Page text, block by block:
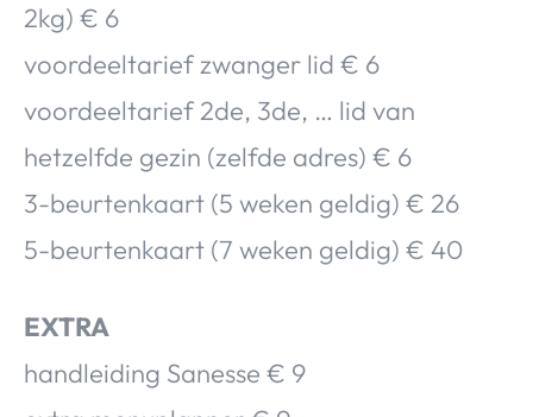
2kg) € 6
voordeeltarief zwanger lid € 6
voordeeltarief 2de, 3de, … lid van
hetzelfde gezin (zelfde adres) € 6
3-beurtenkaart (5 weken geldig) € 26
5-beurtenkaart (7 weken geldig) € 40
EXTRA
handleiding Sanesse € 9